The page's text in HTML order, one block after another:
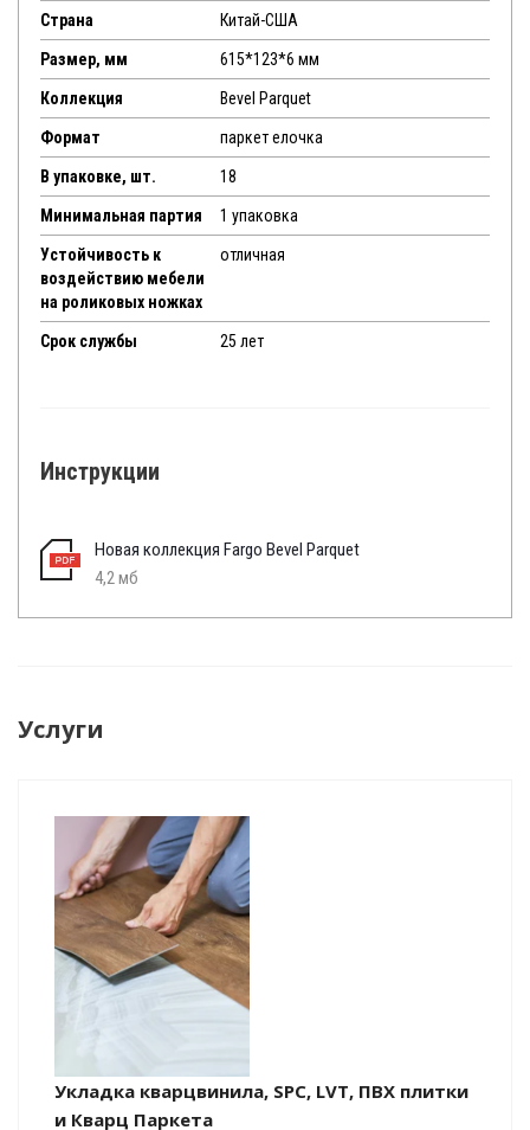
Страна Китай-США
Размер, мм 615*123*6 мм
Коллекция Bevel Parquet
Формат паркет елочка
В упаковке, шт. 18
Минимальная партия 1 упаковка
Устойчивость к
воздействию мебели
на роликовых ножках
отличная
Срок службы 25 лет
Инструкции
Новая коллекция Fargo Bevel Parquet
4,2 мб
Услуги
Укладка кварцвинила, SPC, LVT, ПВХ плитки
и Кварц Паркета